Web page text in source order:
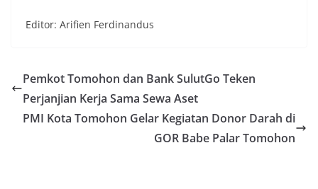
Editor: Arifien Ferdinandus
Pemkot Tomohon dan Bank SulutGo Teken
Perjanjian Kerja Sama Sewa Aset
PMI Kota Tomohon Gelar Kegiatan Donor Darah di
GOR Babe Palar Tomohon